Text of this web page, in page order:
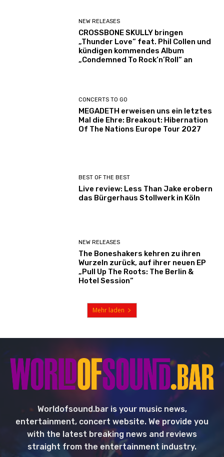
NEW RELEASES
CROSSBONE SKULLY bringen
„Thunder Love“ feat. Phil Collen und
kündigen kommendes Album
„Condemned To Rock’n’Roll“ an
CONCERTS TO GO
MEGADETH erweisen uns ein letztes
Mal die Ehre: Breakout: Hibernation
Of The Nations Europe Tour 2027
BEST OF THE BEST
Live review: Less Than Jake erobern
das Bürgerhaus Stollwerk in Köln
NEW RELEASES
The Boneshakers kehren zu ihren
Wurzeln zurück, auf ihrer neuen EP
„Pull Up The Roots: The Berlin &
Hotel Session“
Mehr laden
Worldofsound.bar is your music news,
entertainment, concert website. We provide you
with the latest breaking news and reviews
straight from the entertainment industry.